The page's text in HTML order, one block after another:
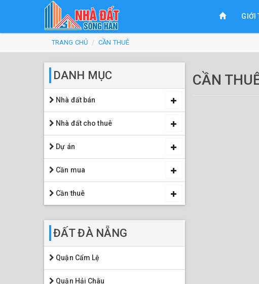
đến
GIỚI
Bạn
đang
ở
đây
TRANG CHỦ CẦN THUÊ
DANH MỤC
Nhà đất bán
Nhà đất cho thuê
Dự án
Cần mua
Cần thuê
ĐẤT ĐÀ NẴNG
Quận Cẩm Lệ
Quận Hải Châu
CẦN